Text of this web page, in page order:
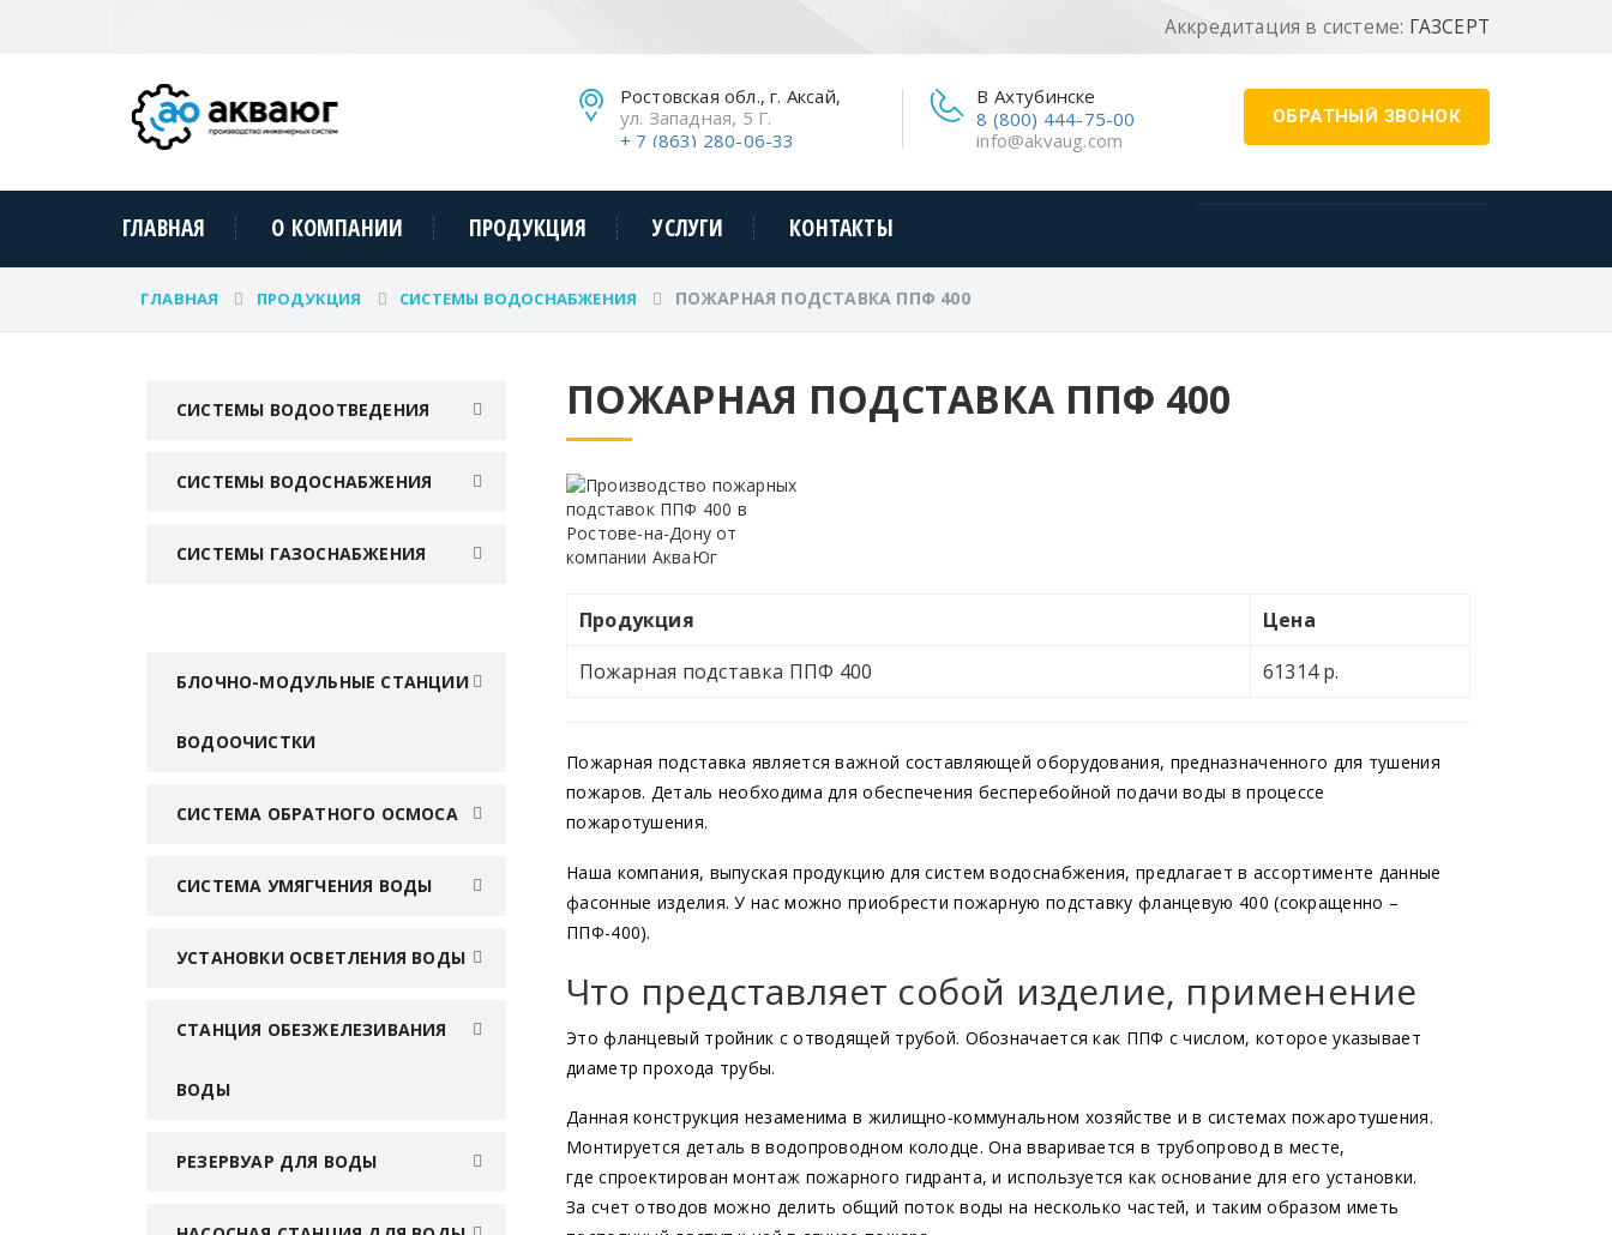
Аккредитация в системе: ГАЗСЕРТ
ОБРАТНЫЙ ЗВОНОК
В Ахтубинске
8 (800) 444-75-00
info@akvaug.com
Ростовская обл., г. Аксай,
ул. Западная, 5 Г.
+ 7 (863) 280-06-33
ГЛАВНАЯ О КОМПАНИИ ПРОДУКЦИЯ УСЛУГИ КОНТАКТЫ
ГЛАВНАЯ ПРОДУКЦИЯ СИСТЕМЫ ВОДОСНАБЖЕНИЯ ПОЖАРНАЯ ПОДСТАВКА ППФ 400
СИСТЕМЫ ВОДООТВЕДЕНИЯ
СИСТЕМЫ ВОДОСНАБЖЕНИЯ
СИСТЕМЫ ГАЗОСНАБЖЕНИЯ
БЛОЧНО-МОДУЛЬНЫЕ СТАНЦИИ
ВОДООЧИСТКИ
СИСТЕМА ОБРАТНОГО ОСМОСА
СИСТЕМА УМЯГЧЕНИЯ ВОДЫ
УСТАНОВКИ ОСВЕТЛЕНИЯ ВОДЫ
СТАНЦИЯ ОБЕЗЖЕЛЕЗИВАНИЯ
ВОДЫ
РЕЗЕРВУАР ДЛЯ ВОДЫ
ПОЖАРНАЯ ПОДСТАВКА ППФ 400
Продукция
Цена
Пожарная подставка ППФ 400
61314 р.
Пожарная подставка является важной составляющей оборудования, предназначенного для тушения
пожаров. Деталь необходима для обеспечения бесперебойной подачи воды в процессе
пожаротушения.
Наша компания, выпуская продукцию для систем водоснабжения, предлагает в ассортименте данные
фасонные изделия. У нас можно приобрести пожарную подставку фланцевую 400 (сокращенно –
ППФ-400).
Что представляет собой изделие, применение
Это фланцевый тройник с отводящей трубой. Обозначается как ППФ с числом, которое указывает
диаметр прохода трубы.
Данная конструкция незаменима в жилищно-коммунальном хозяйстве и в системах пожаротушения.
Монтируется деталь в водопроводном колодце. Она вваривается в трубопровод в месте,
где спроектирован монтаж пожарного гидранта, и используется как основание для его установки.
За счет отводов можно делить общий поток воды на несколько частей, и таким образом иметь